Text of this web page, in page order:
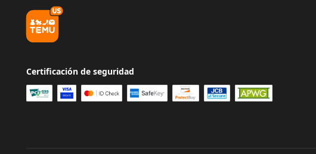
Certificación de seguridad